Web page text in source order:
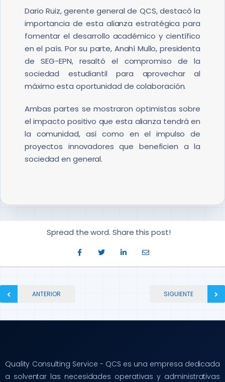
Dario Ruiz, gerente general de QCS, destacó la
importancia de esta alianza estratégica para
fomentar el desarrollo académico y científico
en el país. Por su parte, Anahí Mullo, presidenta
de SEG-EPN, resaltó el compromiso de la
sociedad estudiantil para aprovechar al
máximo esta oportunidad de colaboración.
Ambas partes se mostraron optimistas sobre
el impacto positivo que esta alianza tendrá en
la comunidad, así como en el impulso de
proyectos innovadores que beneficien a la
sociedad en general.
Spread the word. Share this post!
ANTERIOR SIGUIENTE
Quality Consulting Service - QCS es una empresa dedicada
a solventar las necesidades operativas y administrativas